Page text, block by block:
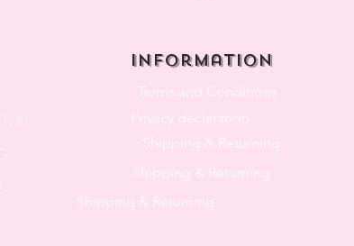
Information
Terms and Conditions
Privacy declaration
Shipping & Returning
Shipping & Returning
Shipping & Returning